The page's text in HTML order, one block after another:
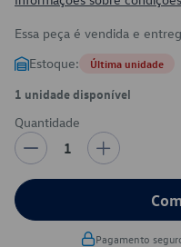
Essa peça é vendida e
Estoque: Última unidade
1 unidade disponível
Quantidade
1
Pagamento